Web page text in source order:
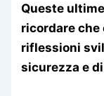
Queste
ricordare
riflessioni
sicurezza e